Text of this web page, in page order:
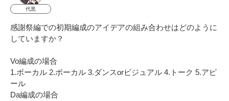
代黒
感謝祭編での初期編成のアイデアの組み合わせはどのように
していますか？
Vo編成の場合
1.ボーカル 2.ボーカル 3.ダンスorビジュアル 4.トーク 5.アピ
ール
Da編成の場合